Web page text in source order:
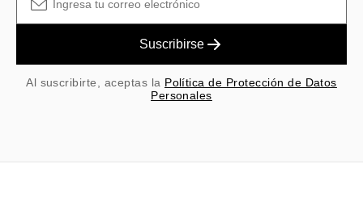
Suscribirse
Al suscribirte, aceptas la Política de Protección de Datos
Personales